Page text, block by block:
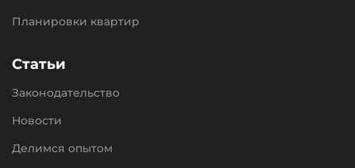
Планировки квартир
Статьи
Законодательство
Новости
Делимся опытом